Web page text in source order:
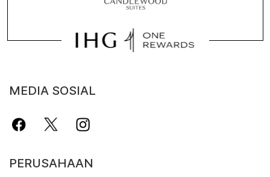
MEDIA SOSIAL
PERUSAHAAN